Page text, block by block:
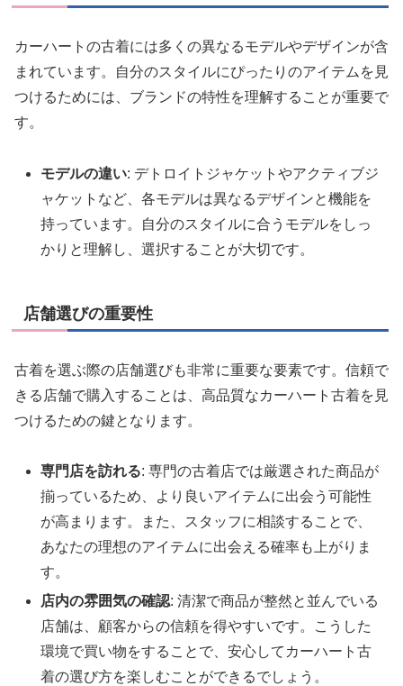
カーハートの古着には多くの異なるモデルやデザインが含
まれています。自分のスタイルにぴったりのアイテムを見
つけるためには、ブランドの特性を理解することが重要で
す。
モデルの違い: デトロイトジャケットやアクティブジ
ャケットなど、各モデルは異なるデザインと機能を
持っています。自分のスタイルに合うモデルをしっ
かりと理解し、選択することが大切です。
店舗選びの重要性
古着を選ぶ際の店舗選びも非常に重要な要素です。信頼で
きる店舗で購入することは、高品質なカーハート古着を見
つけるための鍵となります。
専門店を訪れる: 専門の古着店では厳選された商品が
揃っているため、より良いアイテムに出会う可能性
が高まります。また、スタッフに相談することで、
あなたの理想のアイテムに出会える確率も上がりま
す。
店内の雰囲気の確認: 清潔で商品が整然と並んでいる
店舗は、顧客からの信頼を得やすいです。こうした
環境で買い物をすることで、安心してカーハート古
着の選び方を楽しむことができるでしょう。